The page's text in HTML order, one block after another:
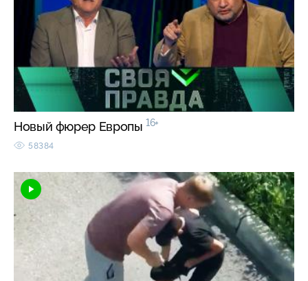
Новый фюрер Европы 16+
58384